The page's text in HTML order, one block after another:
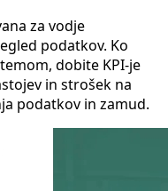
za vodje
podatkov. Ko
dobite KPI-je
in strošek na
podatkov in zamud.